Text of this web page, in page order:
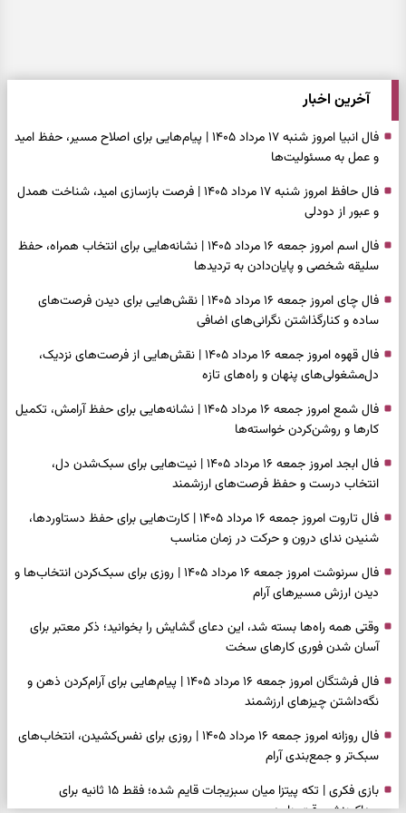
آخرین اخبار
فال انبیا امروز شنبه ۱۷ مرداد ۱۴۰۵ | پیام‌هایی برای اصلاح مسیر، حفظ امید
و عمل به مسئولیت‌ها
فال حافظ امروز شنبه ۱۷ مرداد ۱۴۰۵ | فرصت بازسازی امید، شناخت همدل
و عبور از دودلی
فال اسم امروز جمعه ۱۶ مرداد ۱۴۰۵ | نشانه‌هایی برای انتخاب همراه، حفظ
سلیقه شخصی و پایان‌دادن به تردیدها
فال چای امروز جمعه ۱۶ مرداد ۱۴۰۵ | نقش‌هایی برای دیدن فرصت‌های
ساده و کنارگذاشتن نگرانی‌های اضافی
فال قهوه امروز جمعه ۱۶ مرداد ۱۴۰۵ | نقش‌هایی از فرصت‌های نزدیک،
دل‌مشغولی‌های پنهان و راه‌های تازه
فال شمع امروز جمعه ۱۶ مرداد ۱۴۰۵ | نشانه‌هایی برای حفظ آرامش، تکمیل
کارها و روشن‌کردن خواسته‌ها
فال ابجد امروز جمعه ۱۶ مرداد ۱۴۰۵ | نیت‌هایی برای سبک‌شدن دل،
انتخاب درست و حفظ فرصت‌های ارزشمند
فال تاروت امروز جمعه ۱۶ مرداد ۱۴۰۵ | کارت‌هایی برای حفظ دستاوردها،
شنیدن ندای درون و حرکت در زمان مناسب
فال سرنوشت امروز جمعه ۱۶ مرداد ۱۴۰۵ | روزی برای سبک‌کردن انتخاب‌ها و
دیدن ارزش مسیرهای آرام
وقتی همه راه‌ها بسته شد، این دعای گشایش را بخوانید؛ ذکر معتبر برای
آسان شدن فوری کارهای سخت
فال فرشتگان امروز جمعه ۱۶ مرداد ۱۴۰۵ | پیام‌هایی برای آرام‌کردن ذهن و
نگه‌داشتن چیزهای ارزشمند
فال روزانه امروز جمعه ۱۶ مرداد ۱۴۰۵ | روزی برای نفس‌کشیدن، انتخاب‌های
سبک‌تر و جمع‌بندی آرام
بازی فکری | تکه پیتزا میان سبزیجات قایم شده؛ فقط ۱۵ ثانیه برای